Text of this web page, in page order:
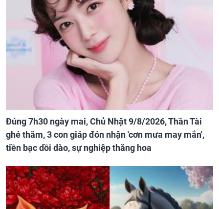
Đúng 7h30 ngày mai, Chủ Nhật 9/8/2026, Thần Tài
ghé thăm, 3 con giáp đón nhận 'cơn mưa may mắn',
tiền bạc dồi dào, sự nghiệp thăng hoa